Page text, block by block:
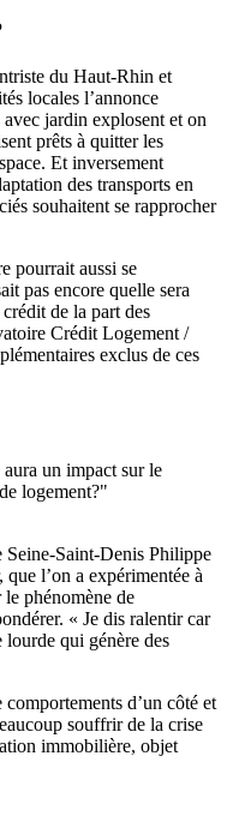
du Haut-Rhin et
locales l’annonce
avec jardin explosent et on
prêts à quitter les
Et inversement
des transports en
souhaitent se rapprocher
pourrait aussi se
pas encore quelle sera
de la part des
Crédit Logement /
exclus de ces
un impact sur le
logement?"
Saint-Denis Philippe
l’on a expérimentée à
phénomène de
« Je dis ralentir car
lourde qui génère des
comportements d’un côté et
souffrir de la crise
immobilière, objet